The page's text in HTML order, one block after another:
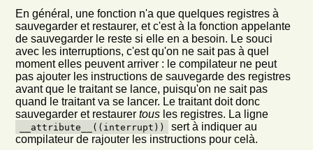
En général, une fonction n'a que quelques registres à
sauvegarder et restaurer, et c'est à la fonction appelante
de sauvegarder le reste si elle en a besoin. Le souci
avec les interruptions, c'est qu'on ne sait pas à quel
moment elles peuvent arriver : le compilateur ne peut
pas ajouter les instructions de sauvegarde des registres
avant que le traitant se lance, puisqu'on ne sait pas
quand le traitant va se lancer. Le traitant doit donc
sauvegarder et restaurertous les registres. La ligne
__attribute__((interrupt))
sert à indiquer au
compilateur de rajouter les instructions pour celà.